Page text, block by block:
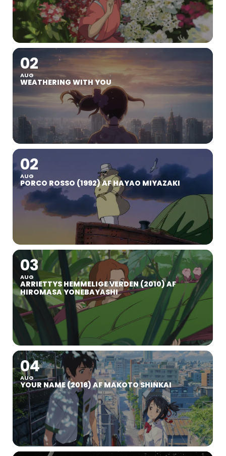
02
AUG
WEATHERING WITH YOU
02
AUG
PORCO ROSSO (1992) AF HAYAO MIYAZAKI
03
AUG
ARRIETTYS HEMMELIGE VERDEN (2010) AF
HIROMASA YONEBAYASHI
04
AUG
YOUR NAME (2016) AF MAKOTO SHINKAI